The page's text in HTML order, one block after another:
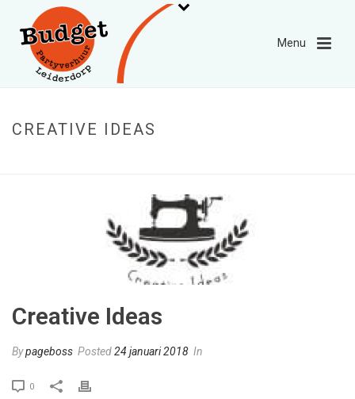
CREATIVE IDEAS
Creative Ideas
Bypageboss Posted24 januari 2018 In
0